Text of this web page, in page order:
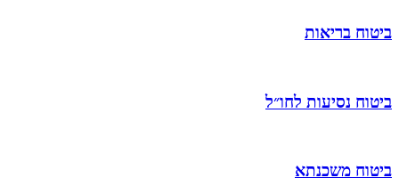
ביטוח בריאות
ביטוח נסיעות לחו״ל
ביטוח משכנתא